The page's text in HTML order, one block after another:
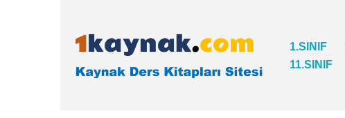
1.SINIF
11.SINIF